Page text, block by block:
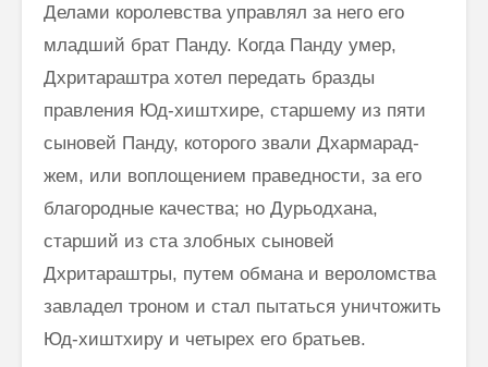
Делами королевства управлял за него его
младший брат Панду. Когда Панду умер,
Дхритараштра хотел передать бразды
правления Юд-хиштхире, старшему из пяти
сыновей Панду, которого звали Дхармарад-
жем, или воплощением праведности, за его
благородные качества; но Дурьодхана,
старший из ста злобных сыновей
Дхритараштры, путем об­мана и вероломства
завладел троном и стал пытаться уничтожить
Юд-хиштхиру и четырех его братьев.